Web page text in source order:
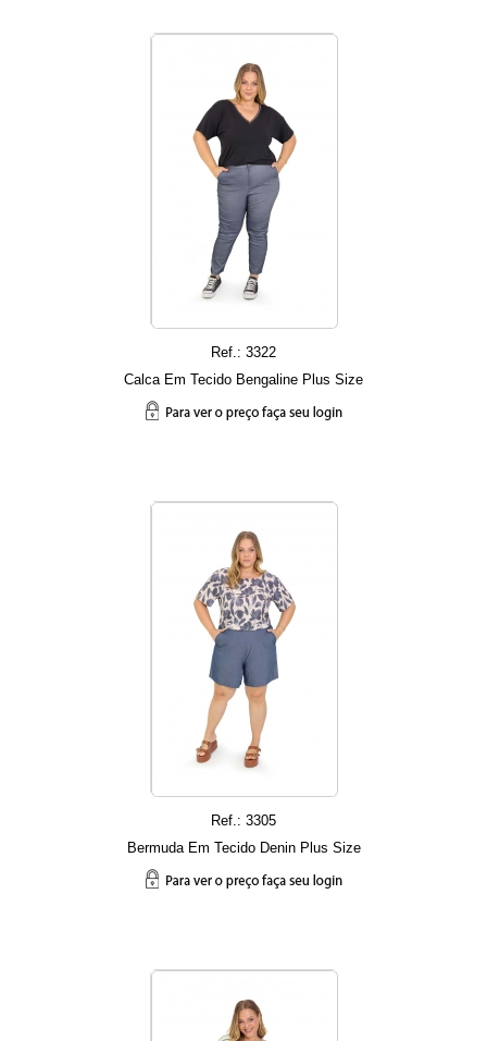
Ref.: 3322
Calca Em Tecido Bengaline Plus Size
Ref.: 3305
Bermuda Em Tecido Denin Plus Size